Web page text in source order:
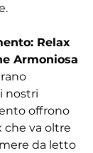
Relax
Armoniosa
nostri
offrono
che va oltre
da letto